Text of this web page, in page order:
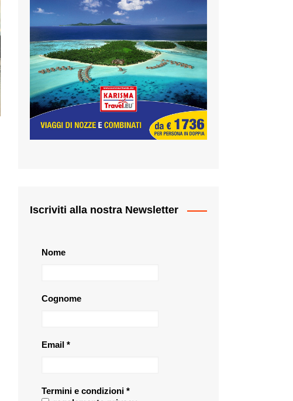
Iscriviti alla nostra Newsletter
Nome
Cognome
Email *
Termini e condizioni *